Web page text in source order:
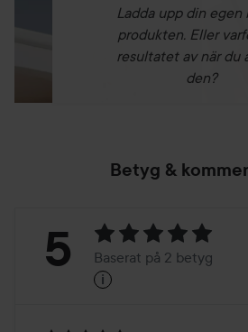
Ladda upp din egen
produkten. Eller
resultatet av när du
den?
Betyg &
Betyg:
Baserat
5 Baserat på 2 betyg
i